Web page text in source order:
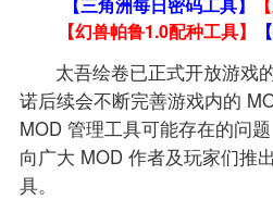
【三角洲每日密码工具】
【幻兽帕鲁1.0配种工具】
太吾绘卷已正式开放游戏
诺后续会不断完善游戏内的
MOD 管理工具可能存在的问
向广大 MOD 作者及玩家们推
具。